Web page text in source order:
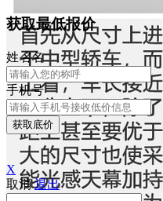
获取最低报价
姓名名
手机号
获取底价
X
取消 退出